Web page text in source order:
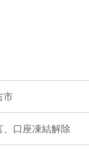
市
、口座凍結解除